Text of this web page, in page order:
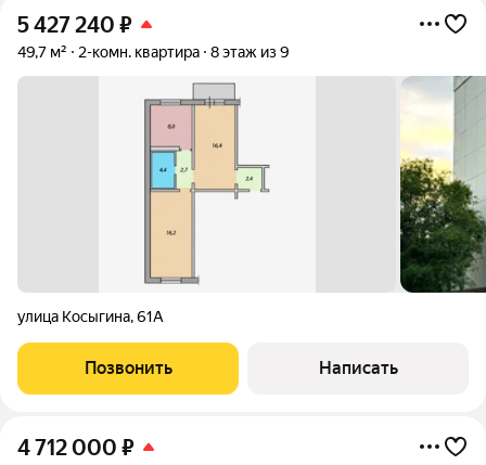
5 427 240 ₽
49,7 м² 2-комн. квартира 8 этаж из 9
улица Косыгина,61А
Позвонить Написать
4 712 000 ₽